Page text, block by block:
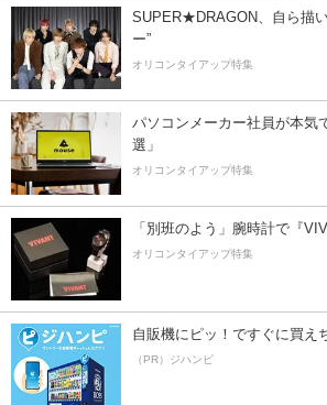
SUPER★DRAGON、自ら描
ー”
オリコンタイアップ特集
パソコンメーカー社員が本気
選」
オリコンタイアップ特集
「別班のよう」腕時計で『
オリコンタイアップ特集
自販機にピッ！ですぐに買え
（PR）ジハンピ